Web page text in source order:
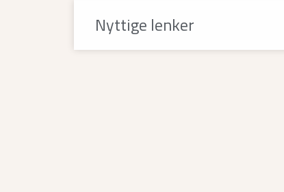
Nyttige lenker